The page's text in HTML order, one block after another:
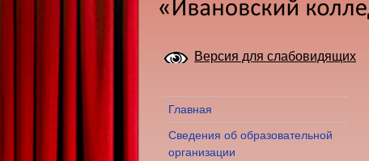
Версия для слабовидящих
Главная
Сведения об образовательной
организации